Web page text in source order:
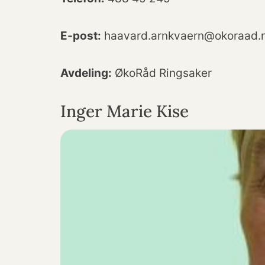
E-post:
Avdeling: ØkoRåd Ringsaker
Inger Marie Kise